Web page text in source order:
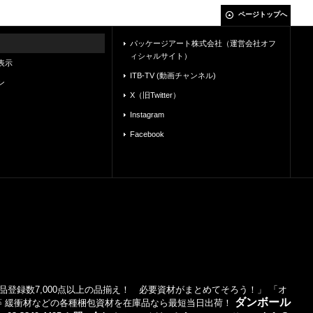
ページトップへ
示
パッケージアート株式会社（運営会社オフ
ィシャルサイト）
ITB-TV (動画チャンネル)
X（旧Twitter）
Instagram
Facebook
登録数7,000点以上の品揃え！ 必要資材がまとめてそろう！」 「オ
衝材などの各種梱包資材を在庫品なら最短当日出荷！ ダンボール